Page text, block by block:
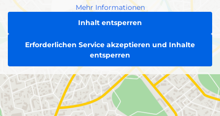
Mehr Informationen
Inhalt entsperren
Erforderlichen Service akzeptieren und Inhalte
entsperren